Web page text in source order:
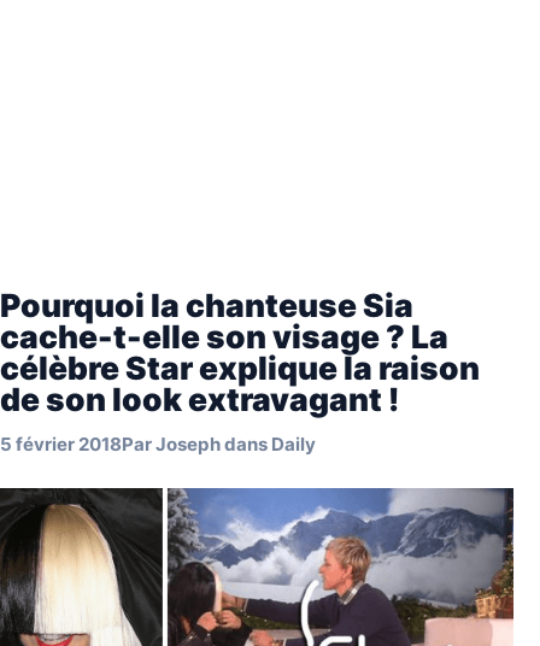
Pourquoi la chanteuse Sia
cache-t-elle son visage ? La
célèbre Star explique la raison
de son look extravagant !
5 février 2018ParJosephdans Daily